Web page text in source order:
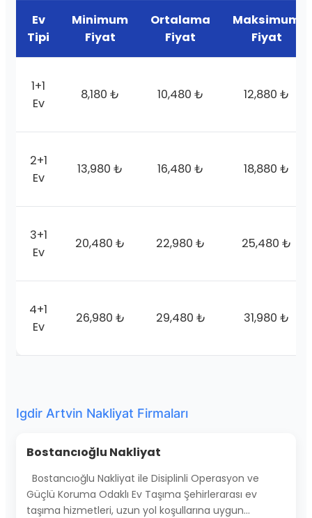
Ev
Tipi
Minimum
Fiyat
Ortalama
Fiyat
Maksimum
Fiyat
1+1
Ev
8,180 ₺ 10,480 ₺ 12,880 ₺
2+1
Ev
13,980 ₺ 16,480 ₺ 18,880 ₺
3+1
Ev
20,480 ₺ 22,980 ₺ 25,480 ₺
4+1
Ev
26,980 ₺ 29,480 ₺ 31,980 ₺
Igdir Artvin Nakliyat Firmaları
Bostancıoğlu Nakliyat
Bostancıoğlu Nakliyat ile Disiplinli Operasyon ve
Güçlü Koruma Odaklı Ev Taşıma Şehirlerarası ev
taşıma hizmetleri, uzun yol koşullarına uygun…